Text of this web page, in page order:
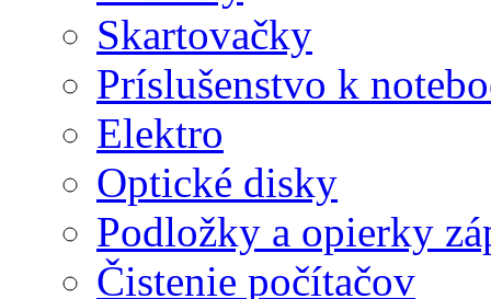
Skartovačky
Príslušenstvo k
Elektro
Optické disky
Podložky a opierky
Čistenie počítačov